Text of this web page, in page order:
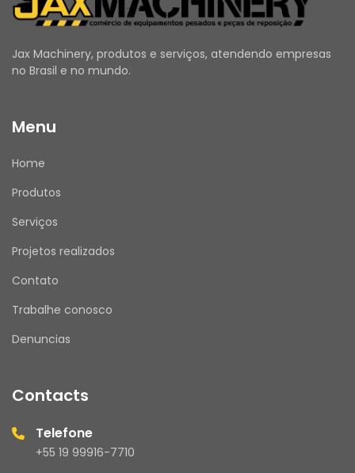
Jax Machinery, produtos e serviços, atendendo empresas
no Brasil e no mundo.
Menu
Home
Produtos
Serviços
Projetos realizados
Contato
Trabalhe conosco
Denuncias
Contacts
Telefone
+55 19 99916-7710